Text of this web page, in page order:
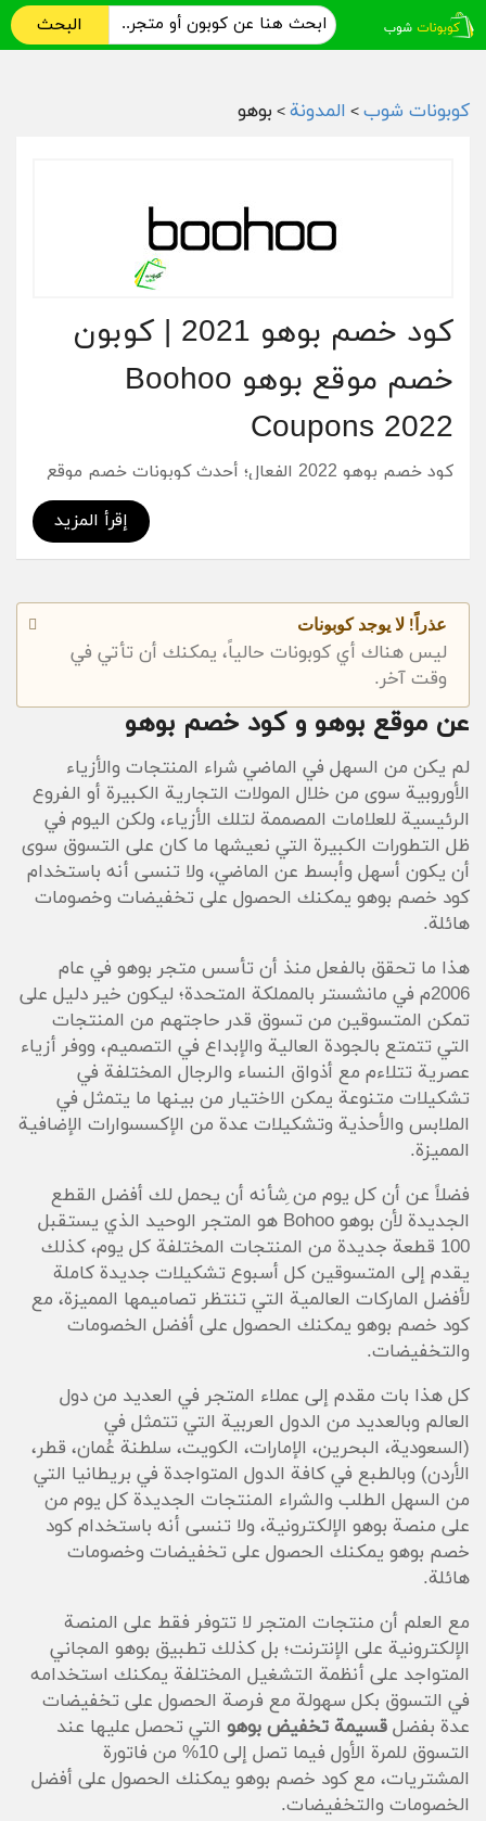
البحث
كوبونات شوب > المدونة > بوهو
إقرأ المزيد
كود خصم بوهو 2021 | كوبون
خصم موقع بوهو Boohoo
Coupons 2022
كود خصم بوهو 2022 الفعال؛ أحدث كوبونات خصم موقع
boohoo.com للحصول على خصومات وتخفيضات متجر
بوهو، استخدم الآن كوبون Boohoo Coupon Code على
الإنترنت بعد أن تم إطلاق العديد من متاجر بيع المنتجات
والسلع بالتجزئة.
ولكن في وسط تلك المنافسة لمع اسم
متجر بوهو Bohoo
المتسوقين، بل والأفضل أنه منح فرصة استخدام
خصم بوهو عند شراء أرقى الأزياء التي يعرضها.
ولا تنسى أنه باستخدامكود خصم بوهويمكنك الحصول
على تخفيضات وخصومات هائلة، فقط لتكون مرُضية
للمتسوقين الباحثين عن أفضل القطع الجديدة من
المنتجات المتوافقة مع خطوط الموضة والجمال مع الأسعار
المذهلة عند الشراء.
عذراً! لا يوجد كوبونات
ليس هناك أي كوبونات حالياً، يمكنك أن تأتي في
وقت آخر.
عن موقع بوهو و كود خصم بوهو
لم يكن من السهل في الماضي شراء المنتجات والأزياء
الأوروبية سوى من خلال المولات التجارية الكبيرة أو الفروع
الرئيسية للعلامات المصممة لتلك الأزياء، ولكن اليوم في
ظل التطورات الكبيرة التي نعيشها ما كان على التسوق سوى
أن يكون أسهل وأبسط عن الماضي، ولا تنسى أنه باستخدام
كود خصم بوهو يمكنك الحصول على تخفيضات وخصومات
هائلة.
هذا ما تحقق بالفعل منذ أن تأسس متجر بوهو في عام
2006م في مانشستر بالمملكة المتحدة؛ ليكون خير دليل على
تمكن المتسوقين من تسوق قدر حاجتهم من المنتجات
التي تتمتع بالجودة العالية والإبداع في التصميم، ووفر أزياء
عصرية تتلاءم مع أذواق النساء والرجال المختلفة في
تشكيلات متنوعة يمكن الاختيار من بينها ما يتمثل في
الملابس والأحذية وتشكيلات عدة من الإكسسوارات الإضافية
المميزة.
فضلاً عن أن كل يوم من ِشأنه أن يحمل لك أفضل القطع
الجديدة لأن بوهو Bohoo هو المتجر الوحيد الذي يستقبل
100 قطعة جديدة من المنتجات المختلفة كل يوم، كذلك
يقدم إلى المتسوقين كل أسبوع تشكيلات جديدة كاملة
لأفضل الماركات العالمية التي تنتظر تصاميمها المميزة، مع
كود خصم بوهو يمكنك الحصول على أفضل الخصومات
والتخفيضات.
كل هذا بات مقدم إلى عملاء المتجر في العديد من دول
العالم وبالعديد من الدول العربية التي تتمثل في
(السعودية، البحرين، الإمارات، الكويت، سلطنة عُمان، قطر،
الأردن) وبالطبع في كافة الدول المتواجدة في بريطانيا التي
من السهل الطلب والشراء المنتجات الجديدة كل يوم من
على منصة بوهو الإلكترونية، ولا تنسى أنه باستخدام كود
خصم بوهو يمكنك الحصول على تخفيضات وخصومات
هائلة.
مع العلم أن منتجات المتجر لا تتوفر فقط على المنصة
الإلكترونية على الإنترنت؛ بل كذلك تطبيق بوهو المجاني
المتواجد على أنظمة التشغيل المختلفة يمكنك استخدامه
في التسوق بكل سهولة مع فرصة الحصول على تخفيضات
عدة بفضل قسيمة تخفيض بوهو التي تحصل عليها عند
التسوق للمرة الأول فيما تصل إلى 10% من فاتورة
المشتريات، مع كود خصم بوهو يمكنك الحصول على أفضل
الخصومات والتخفيضات.